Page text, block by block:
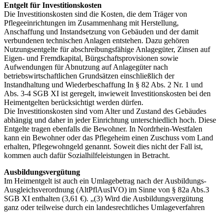
Entgelt für Investitionskosten
Die Investitionskosten sind die Kosten, die dem Träger von
Pflegeeinrichtungen im Zusammenhang mit Herstellung,
Anschaffung und Instandsetzung von Gebäuden und der damit
verbundenen technischen Anlagen entstehen. Dazu gehören
Nutzungsentgelte für abschreibungsfähige Anlagegüter, Zinsen auf
Eigen- und Fremdkapital, Bürgschaftsprovisionen sowie
Aufwendungen für Abnutzung auf Anlagegüter nach
betriebswirtschaftlichen Grundsätzen einschließlich der
Instandhaltung und Wiederbeschaffung In § 82 Abs. 2 Nr. 1 und
Abs. 3-4 SGB XI ist geregelt, inwieweit Investitionskosten bei den
Heimentgelten berücksichtigt werden dürfen.
Die Investitionskosten sind vom Alter und Zustand des Gebäudes
abhängig und daher in jeder Einrichtung unterschiedlich hoch. Diese
Entgelte tragen ebenfalls die Bewohner. In Nordrhein-Westfalen
kann ein Bewohner oder das Pflegeheim einen Zuschuss vom Land
erhalten, Pflegewohngeld genannt. Soweit dies nicht der Fall ist,
kommen auch dafür Sozialhilfeleistungen in Betracht.
Ausbildungsvergütung
Im Heimentgelt ist auch ein Umlagebetrag nach der Ausbildungs-
Ausgleichsverordnung (AltPflAusIVO) im Sinne von § 82a Abs.3
SGB XI enthalten (3,61 €). „(3) Wird die Ausbildungsvergütung
ganz oder teilweise durch ein landesrechtliches Umlageverfahren